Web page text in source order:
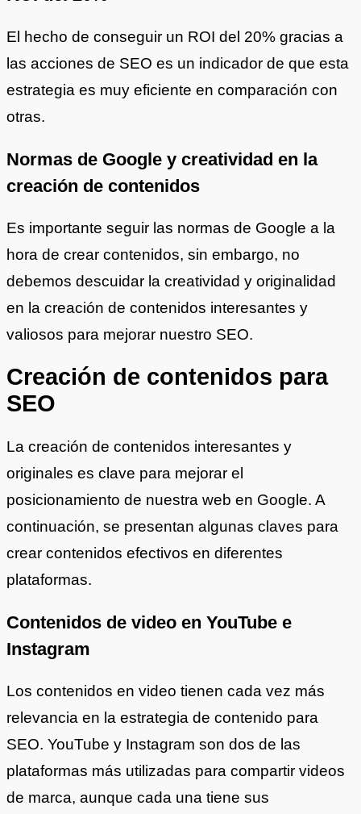
El hecho de conseguir un ROI del 20% gracias a
las acciones de SEO es un indicador de que esta
estrategia es muy eficiente en comparación con
otras.
Normas de Google y creatividad en la
creación de contenidos
Es importante seguir las normas de Google a la
hora de crear contenidos, sin embargo, no
debemos descuidar la creatividad y originalidad
en la creación de contenidos interesantes y
valiosos para mejorar nuestro SEO.
Creación de contenidos para
SEO
La creación de contenidos interesantes y
originales es clave para mejorar el
posicionamiento de nuestra web en Google. A
continuación, se presentan algunas claves para
crear contenidos efectivos en diferentes
plataformas.
Contenidos de video en YouTube e
Instagram
Los contenidos en video tienen cada vez más
relevancia en la estrategia de contenido para
SEO. YouTube y Instagram son dos de las
plataformas más utilizadas para compartir videos
de marca, aunque cada una tiene sus